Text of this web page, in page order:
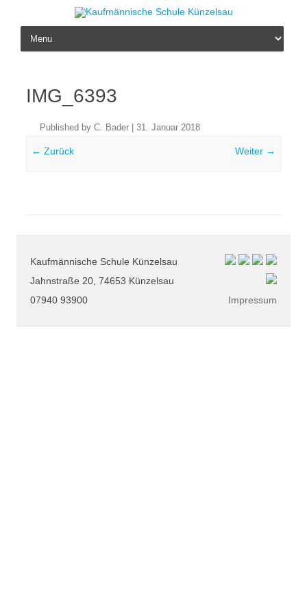
Skip to content
IMG_6393
Published by C. Bader 31. Januar 2018
← Zurück Weiter →
Kaufmännische Schule Künzelsau
Jahnstraße 20, 74653 Künzelsau
07940 93900
Impressum